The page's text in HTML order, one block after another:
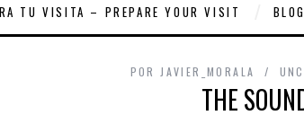
TU VISITA – PREPARE YOUR VISIT BLOG
POR JAVIER_MORALA
THE